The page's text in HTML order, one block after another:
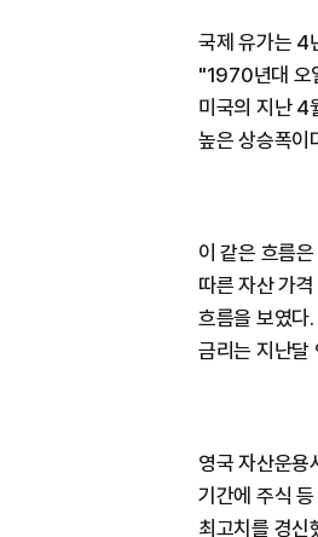
국제 유가는 4
"1970년대 오
미국의 지난 4
높은 상승폭이
이 같은 흐름
따른 자산 가
흐름을 보였다
금리는 지난
영국 자산운용
기간에 주식
최고치를 경신